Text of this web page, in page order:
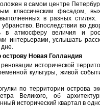
в самом центре
классическим фасадом,
в разных
убранство. Впоследствии во
в атмосферу величия и
интерьерами, услышать
острову Новая Голландия
реновации исторической
культуры, живой
по территории острова
Великого, об
исторический квартал в